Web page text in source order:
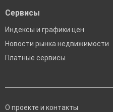
Сервисы
Индексы и графики цен
Новости рынка недвижимости
Платные сервисы
О проекте и контакты